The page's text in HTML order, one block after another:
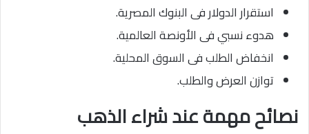
استقرار الدولار فى البنوك المصرية.
هدوء نسبي فى الأونصة العالمية.
انخفاض الطلب فى السوق المحلية.
توازن العرض والطلب.
نصائح مهمة عند شراء الذهب